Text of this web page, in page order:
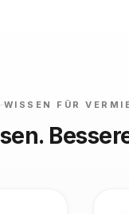
WISSEN FÜR